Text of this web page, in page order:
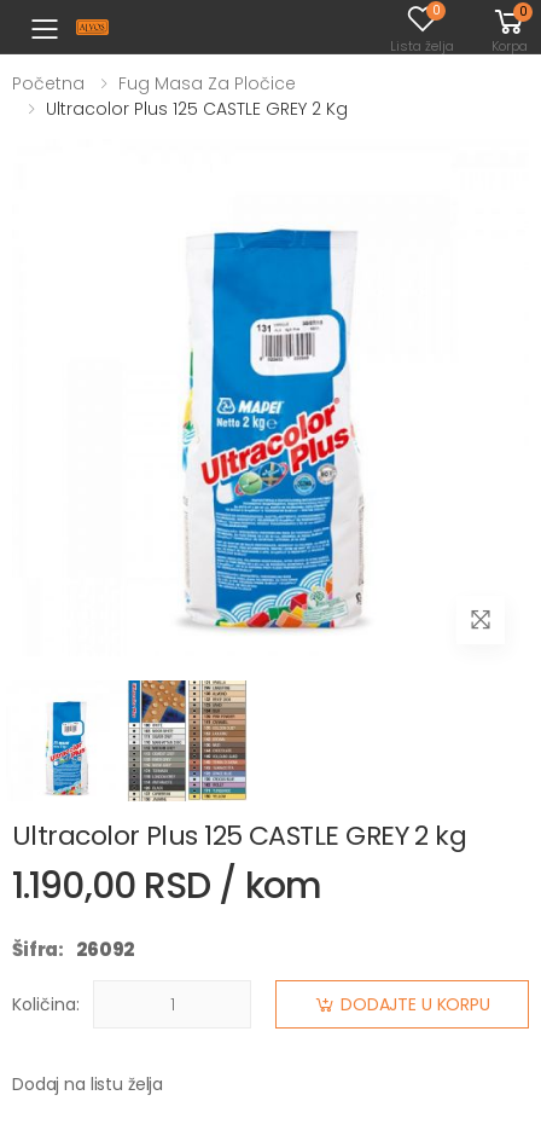
Toggle mobile menu
0
Lista želja
0
Korpa
Početna
Fug Masa Za Pločice
Ultracolor Plus 125 CASTLE GREY 2 Kg
Ultracolor Plus 125 CASTLE GREY 2 kg
1.190,00 RSD / kom
Šifra: 26092
Količina: DODAJTE U KORPU
Dodaj na listu želja